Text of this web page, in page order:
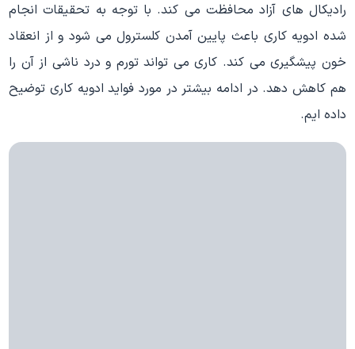
رادیکال های آزاد محافظت می کند. با توجه به تحقیقات انجام
شده ادویه کاری باعث پایین آمدن کلسترول می شود و از انعقاد
خون پیشگیری می کند. کاری می تواند تورم و درد ناشی از آن را
هم کاهش دهد. در ادامه بیشتر در مورد فواید ادویه کاری توضیح
داده ایم.